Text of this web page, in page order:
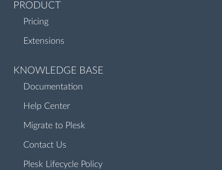
PRODUCT
Pricing
Extensions
KNOWLEDGE BASE
Documentation
Help Center
Migrate to Plesk
Contact Us
Plesk Lifecycle Policy